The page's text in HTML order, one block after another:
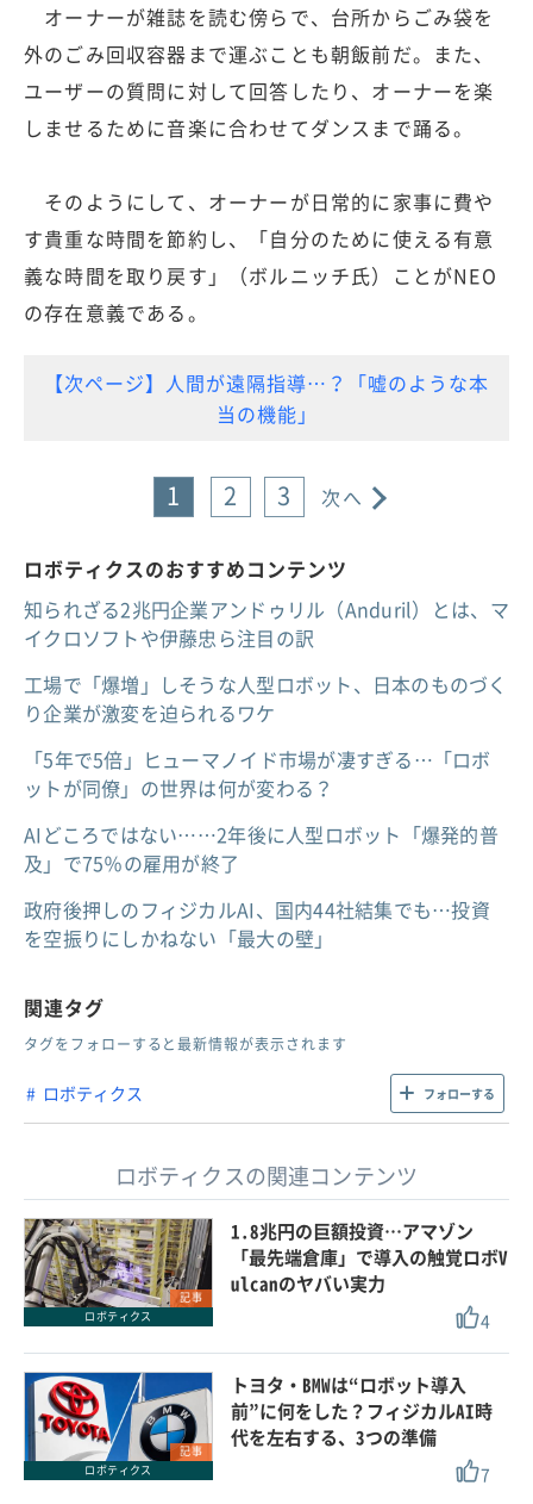
オーナーが雑誌を読む傍らで、台所からごみ袋を
外のごみ回収容器まで運ぶことも朝飯前だ。また、
ユーザーの質問に対して回答したり、オーナーを楽
しませるために音楽に合わせてダンスまで踊る。
そのようにして、オーナーが日常的に家事に費や
す貴重な時間を節約し、「自分のために使える有意
義な時間を取り戻す」（ボルニッチ氏）ことがNEO
の存在意義である。
【次ページ】人間が遠隔指導…？「嘘のような本
当の機能」
1 2 3 次へ
ロボティクスのおすすめコンテンツ
知られざる2兆円企業アンドゥリル（Anduril）とは、マ
イクロソフトや伊藤忠ら注目の訳
工場で「爆増」しそうな人型ロボット、日本のものづく
り企業が激変を迫られるワケ
「5年で5倍」ヒューマノイド市場が凄すぎる…「ロボ
ットが同僚」の世界は何が変わる？
AIどころではない……2年後に人型ロボット「爆発的普
及」で75％の雇用が終了
政府後押しのフィジカルAI、国内44社結集でも…投資
を空振りにしかねない「最大の壁」
関連タグ
タグをフォローすると最新情報が表示されます
ロボティクス フォローする
ロボティクスの関連コンテンツ
記事
ロボティクス
1.8兆円の巨額投資…アマゾン
「最先端倉庫」で導入の触覚ロボV
ulcanのヤバい実力
4
記事
ロボティクス
トヨタ・BMWは“ロボット導入
前”に何をした？フィジカルAI時
代を左右する、3つの準備
7